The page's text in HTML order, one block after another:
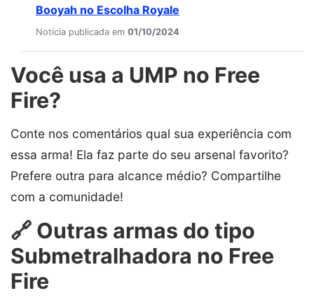
Booyah no Escolha Royale
Notícia publicada em 01/10/2024
Você usa a UMP no Free
Fire?
Conte nos comentários qual sua experiência com
essa arma! Ela faz parte do seu arsenal favorito?
Prefere outra para alcance médio? Compartilhe
com a comunidade!
🔗 Outras armas do tipo
Submetralhadora no Free
Fire